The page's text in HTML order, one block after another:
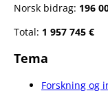
Norsk bidrag: 196
Total: 1 957 745 €
Tema
Forskning og